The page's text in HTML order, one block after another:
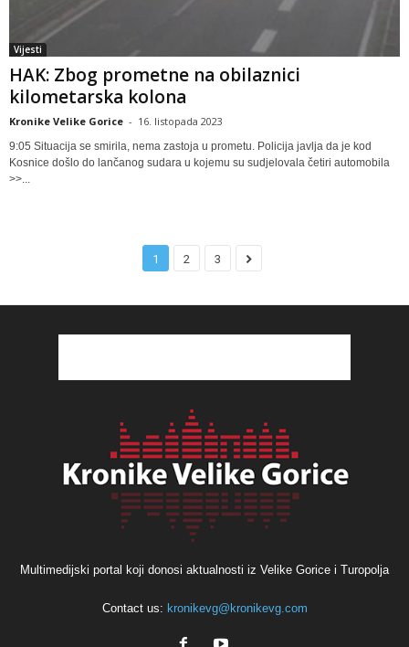
Vijesti
HAK: Zbog prometne na obilaznici
kilometarska kolona
Kronike Velike Gorice - 16. listopada 2023
9:05 Situacija se smirila, nema zastoja u prometu. Policija javlja da je kod
Kosnice došlo do lančanog sudara u kojemu su sudjelovala četiri automobila
>>...
1 2 3
Multimedijski portal koji donosi aktualnosti iz Velike Gorice i Turopolja
Contact us: kronikevg@kronikevg.com